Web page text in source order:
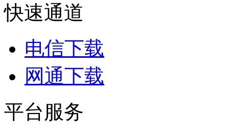
快速通道
电信下载
网通下载
平台服务